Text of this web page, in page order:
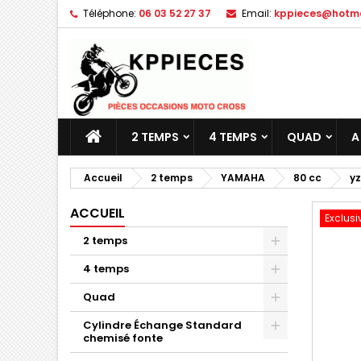
Téléphone: 06 03 52 27 37 Email:
2 TEMPS 4 TEMPS QUAD
Accueil 2 temps YAMAHA 80 cc
ACCUEIL
2 temps
4 temps
Quad
Cylindre Échange Standard
chemisé fonte